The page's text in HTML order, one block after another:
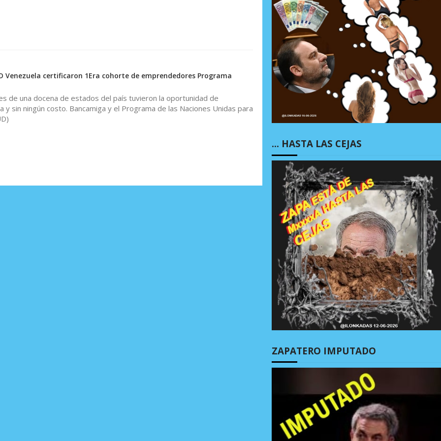
Venezuela certificaron 1Era cohorte de emprendedores Programa
de una docena de estados del país tuvieron la oportunidad de
y sin ningún costo. Bancamiga y el Programa de las Naciones Unidas para
… HASTA LAS CEJAS
ZAPATERO IMPUTADO